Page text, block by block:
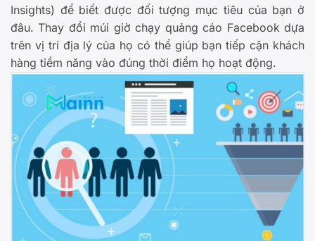
Insights) để biết được đối tượng mục tiêu của bạn ở
đâu. Thay đổi múi giờ chạy quảng cáo Facebook dựa
trên vị trí địa lý của họ có thể giúp bạn tiếp cận khách
hàng tiềm năng vào đúng thời điểm họ hoạt động.